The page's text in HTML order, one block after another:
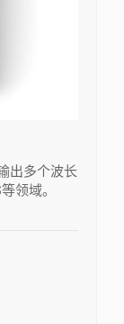
出多个波长
领域。